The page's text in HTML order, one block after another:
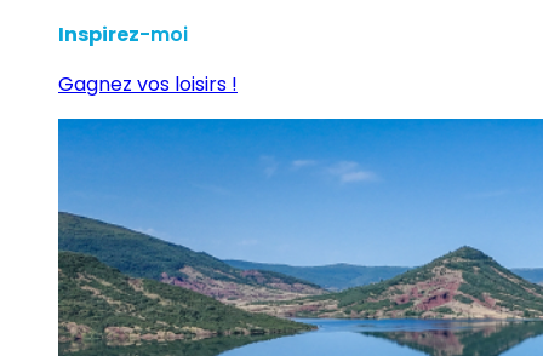
Inspirez-moi
Gagnez vos loisirs !